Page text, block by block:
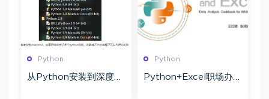
Python
从Python安装到深度学
Python
Python+Excel职场办公